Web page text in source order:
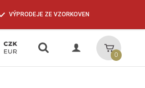
VÝPRODEJE ZE VZORKOVEN
Vyhledávání Košík
0